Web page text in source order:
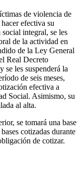
de violencia de
efectiva su
integral, se les
de la actividad en
de la Ley General
Real Decreto
les suspenderá la
de seis meses,
efectiva a
Social. Asimismo, su
al alta.
se tomará una base
cotizadas durante
de cotizar.